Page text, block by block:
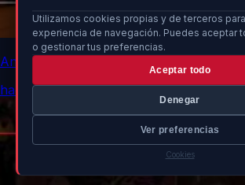
Utilizamos cookies propias y de terceros
experiencia de navegación. Puedes aceptar
o gestionar tus preferencias.
Aceptar todo
Denegar
Ver preferencias
Cookies
Antoni Daimiel despide la temporada con
hace un momento